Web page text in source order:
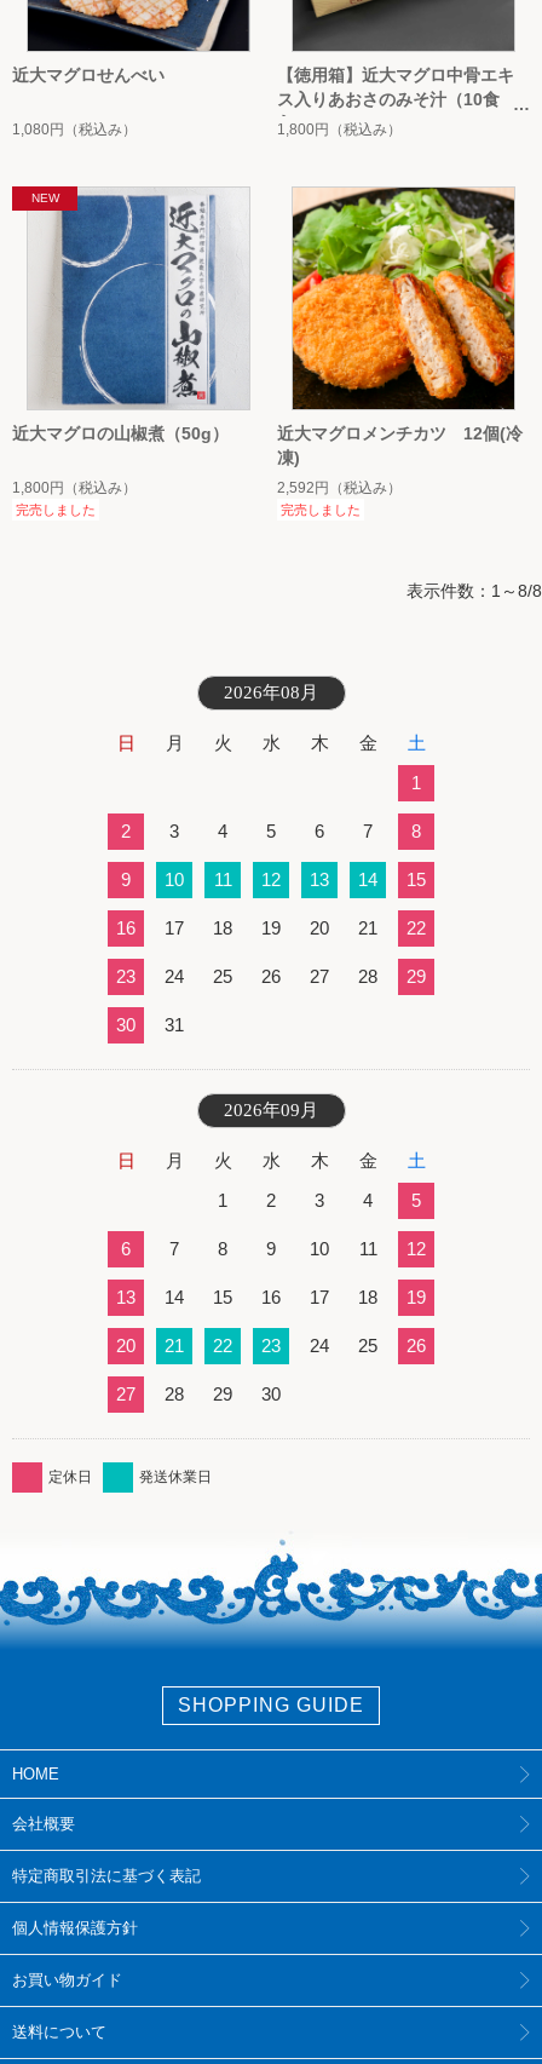
近大マグロせんべい
1,080円 （税込み）
【徳用箱】近大マグロ中骨エキ
ス入りあおさのみそ汁（10食
入）
1,800円 （税込み）
近大マグロの山椒煮（50g）
1,800円 （税込み）
完売しました
近大マグロメンチカツ 12個(冷
凍)
2,592円 （税込み）
完売しました
表示件数：1～8/8
2026年08月
日 月 火 水 木 金
土
1
2 3 4 5 6 7 8
9 10 11 12 13 14 15
16 17 18 19 20 21 22
23 24 25 26 27 28 29
30 31
2026年09月
日 月 火 水 木 金
土
1
2 3 4 5
6 7 8 9 10 11 12
13 14 15 16 17 18 19
20 21 22 23 24 25 26
27 28 29 30
定休日 発送休業日
SHOPPING GUIDE
HOME
会社概要
特定商取引法に基づく表記
個人情報保護方針
お買い物ガイド
送料について